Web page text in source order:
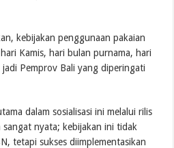
kebijakan penggunaan pakaian
Kamis, hari bulan purnama, hari
Pemprov Bali yang diperingati
dalam sosialisasi ini melalui rilis
nyata; kebijakan ini tidak
tetapi sukses diimplementasikan